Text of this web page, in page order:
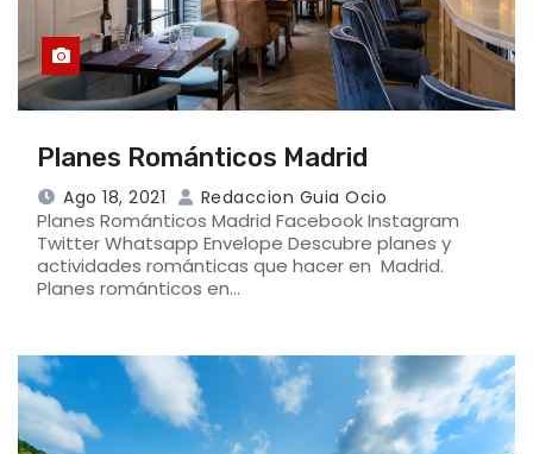
Planes Románticos Madrid
Ago 18, 2021 Redaccion Guia Ocio
Planes Románticos Madrid Facebook Instagram
Twitter Whatsapp Envelope Descubre planes y
actividades románticas que hacer en Madrid.
Planes románticos en…